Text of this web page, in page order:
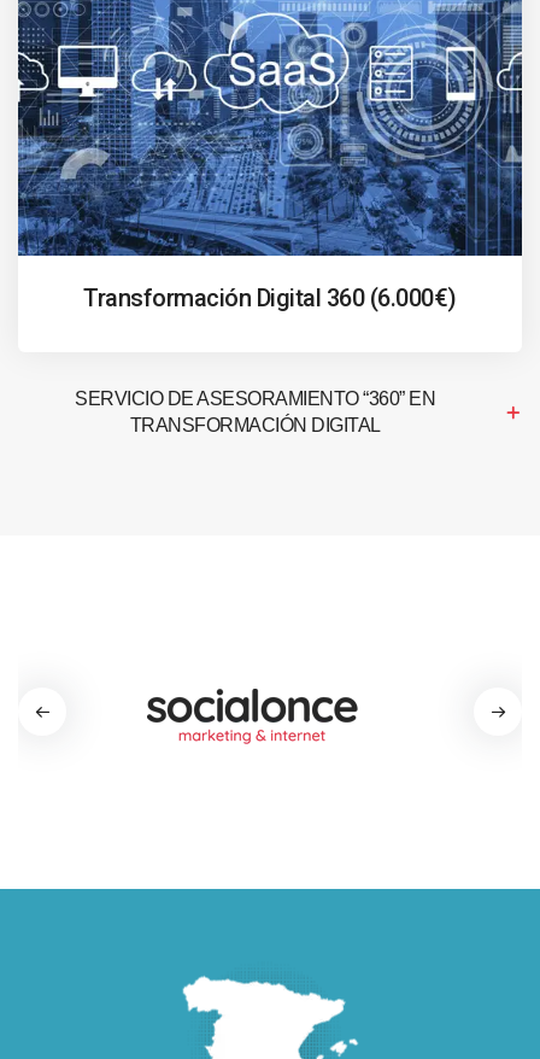
Transformación Digital 360 (6.000€)
SERVICIO DE ASESORAMIENTO “360” EN
TRANSFORMACIÓN DIGITAL